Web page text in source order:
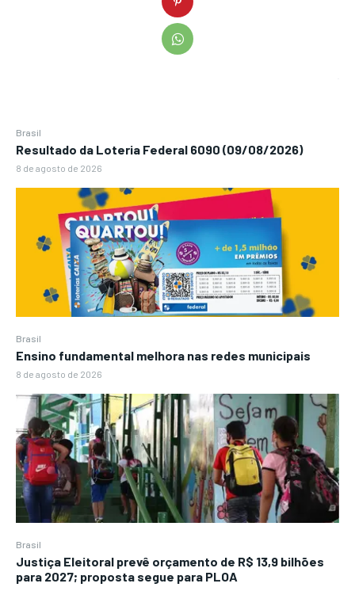
Brasil
Resultado da Loteria Federal 6090 (09/08/2026)
8 de agosto de 2026
Brasil
Ensino fundamental melhora nas redes municipais
8 de agosto de 2026
Brasil
Justiça Eleitoral prevê orçamento de R$ 13,9 bilhões
para 2027; proposta segue para PLOA